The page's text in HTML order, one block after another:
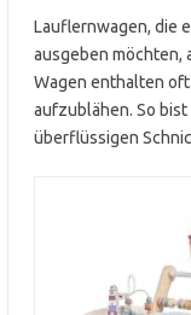
Lauflernwagen, die
ausgeben möchten,
Wagen enthalten
aufzublähen. So
überflüssigen